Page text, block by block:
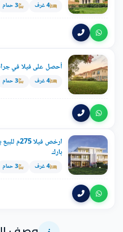
4 غرف 3 حمام
أحصل على فيلا في جراند
4 غرف 3 حمام
ارخص
بارك
4 غرف 3 حمام